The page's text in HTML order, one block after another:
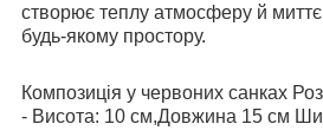
створює теплу атмосферу й
будь-якому простору.
Композиція у червоних санках
- Висота: 10 см,Довжина 15 см